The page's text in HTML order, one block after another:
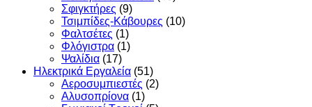
Σφιγκτήρες (9)
Τσιμπίδες-Κάβουρες (10)
Φαλτσέτες (1)
Φλόγιστρα (1)
Ψαλίδια (17)
Ηλεκτρικά Εργαλεία (51)
Αεροσυμπιεστές (2)
Αλυσοπρίονα (1)